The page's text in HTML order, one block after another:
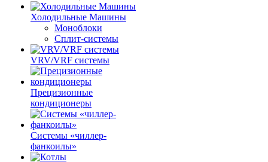
Холодильные Машины
Моноблоки
Сплит-системы
VRV/VRF системы
Прецизионные
кондиционеры
Системы «чиллер-
фанкоилы»